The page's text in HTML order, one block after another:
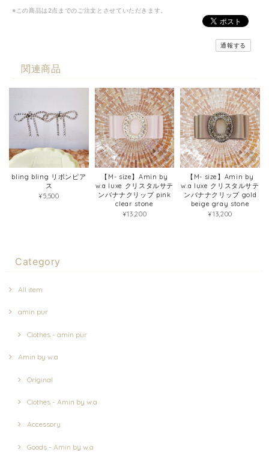
※この商品は2点までのご注文とさせていただきます。
通報する
関連商品
bling bling リボンピア
ス
¥5,500
【M- size】Amin by
w.a luxe クリスタルサテ
ンバナナクリップ pink
clear stone
¥13,200
【M- size】Amin by
w.a luxe クリスタルサテ
ンバナナクリップ gold
beige gray stone
¥13,200
Category
All item
amin pur
Clothes - amin pur
Amin by w.a
Original
Clothes - Amin by w.a
Accessory
Goods - Amin by w.a